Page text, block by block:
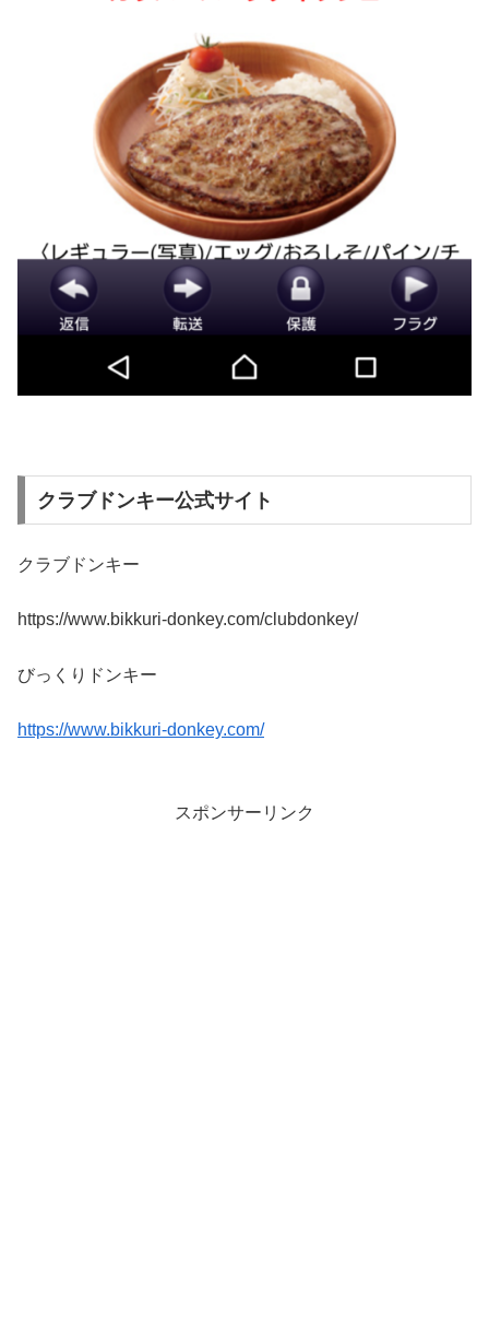
クラブドンキー公式サイト
クラブドンキー
https://www.bikkuri-donkey.com/clubdonkey/
びっくりドンキー
https://www.bikkuri-donkey.com/
スポンサーリンク